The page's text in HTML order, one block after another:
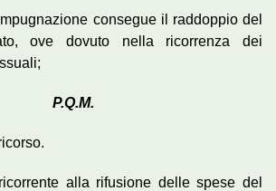
consegue il raddoppio del
ove dovuto nella ricorrenza dei
P.Q.M.
alla rifusione delle spese del